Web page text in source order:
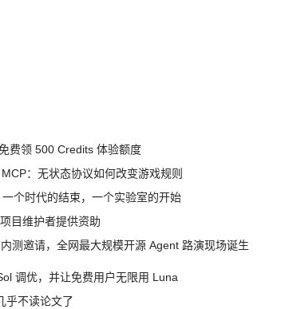
费领 500 Credits 体验额度
：无状态协议如何改变游戏规则
个时代的结束，一个实验室的开始
目维护者提供资助
测邀请，全网最大规模开源 Agent 路演现场诞生
调优，并让免费用户无限用 Luna
乎不读论文了